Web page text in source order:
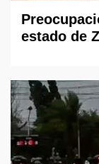
estado de